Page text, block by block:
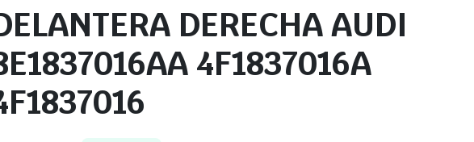
DERECHA AUDI
4F1837016A